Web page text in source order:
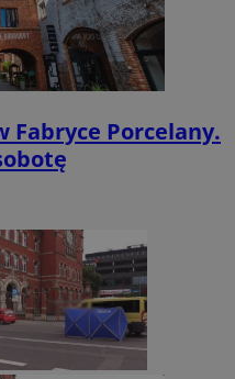
Fabryce Porcelany.